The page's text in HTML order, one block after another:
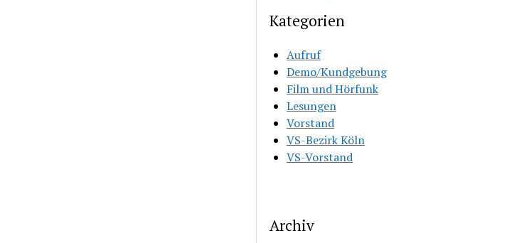
Kategorien
Aufruf
Demo/Kundgebung
Film und Hörfunk
Lesungen
Vorstand
VS-Bezirk Köln
VS-Vorstand
Archiv